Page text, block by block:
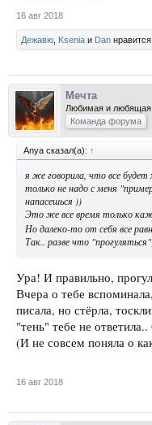
16 авг 2018
Дежавю Ksenia и Dan нравится
Мечта
Любимая и любящая
Команда форума
Anya сказал(а): ↑
я же говорила, что все будет
только не надо с меня
напасешься ))
Это же все время только
Но далеко-то от себя все
Так.. разве что
Ура! И правильно,
Вчера о тебе
писала, но стёрла,
"тень" тебе не
(И не совсем поняла о
16 авг 2018